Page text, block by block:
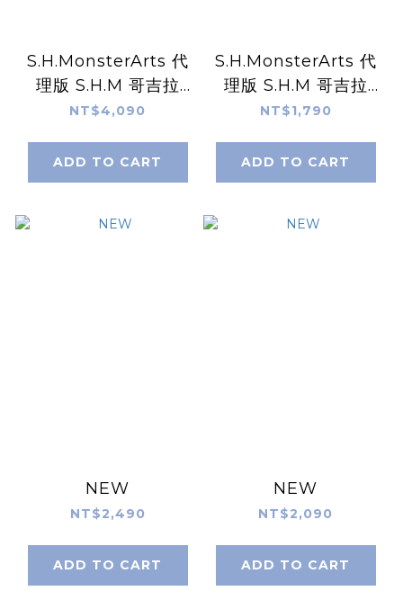
S.H.MonsterArts 代
理版 S.H.M 哥吉拉
(2004) 放射熱線
NT$4,090
ADD TO CART
S.H.MonsterArts 代
理版 S.H.M 哥吉拉
(1954) Movie
NT$1,790
ADD TO CART
NEW
NT$2,490
ADD TO CART
NEW
NT$2,090
ADD TO CART